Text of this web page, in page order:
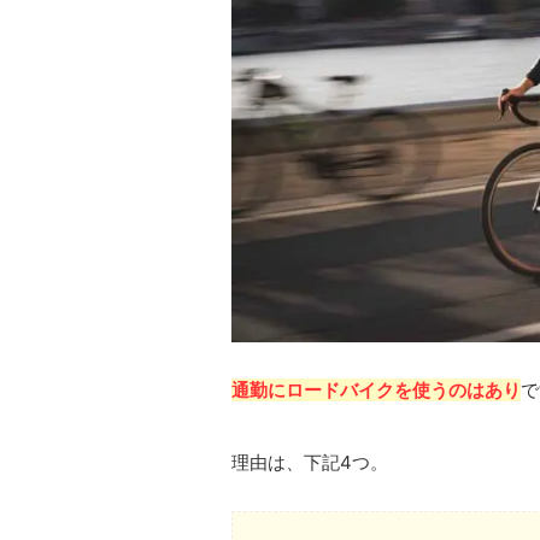
通勤にロードバイクを使うのはあり
理由は、下記4つ。